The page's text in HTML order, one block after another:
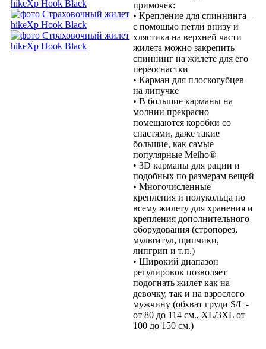
примочек:
• Крепление для спиннинга –
с помощью петли внизу и
хлястика на верхней части
жилета можно закрепить
спиннинг на жилете для его
переоснастки
• Карман для плоскогубцев
на липучке
• В большие карманы на
молнии прекрасно
помещаются коробки со
снастями, даже такие
большие, как самые
популярные Meiho®
• 3D карманы для рации и
подобных по размерам вещей
• Многочисленные
крепления и полукольца по
всему жилету для хранения и
крепления дополнительного
оборудования (стропорез,
мультитул, щипчики,
липгрип и т.п.)
• Широкий диапазон
регулировок позволяет
подогнать жилет как на
девочку, так и на взрослого
мужчину (обхват груди S/L -
от 80 до 114 см., XL/3XL от
100 до 150 см.)